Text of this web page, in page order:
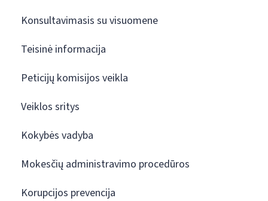
Konsultavimasis su visuomene
Teisinė informacija
Peticijų komisijos veikla
Veiklos sritys
Kokybės vadyba
Mokesčių administravimo procedūros
Korupcijos prevencija